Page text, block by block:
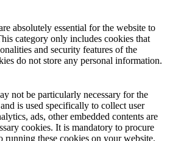
absolutely essential for the website to
category only includes cookies that
and security features of the
do not store any personal information.
not be particularly necessary for the
is used specifically to collect user
ads, other embedded contents are
cookies. It is mandatory to procure
running these cookies on your website.